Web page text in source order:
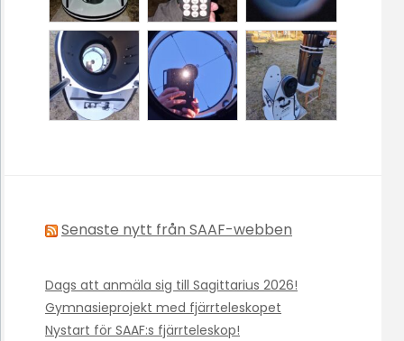
Senaste nytt från SAAF-webben
Dags att anmäla sig till Sagittarius 2026!
Gymnasieprojekt med fjärrteleskopet
Nystart för SAAF:s fjärrteleskop!